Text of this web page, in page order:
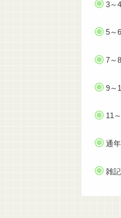
3～
5～
7～
9～
11
通
雑記